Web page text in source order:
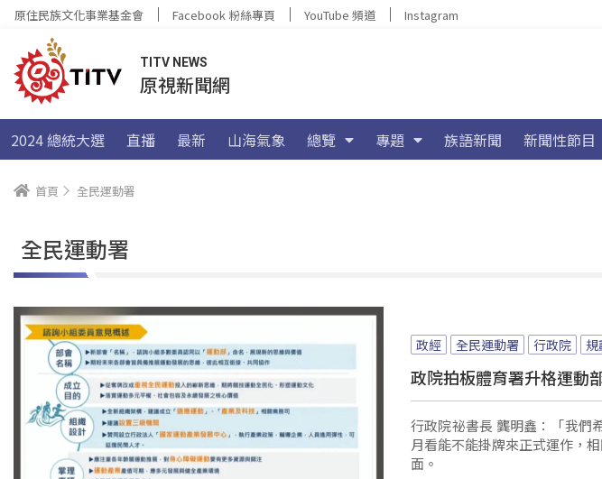
原住民族文化事業基金會 Facebook 粉絲專頁 YouTube 頻道 Instagram
TITV NEWS
原視新聞網
2024 總統大選 直播 最新 山海氣象 總覽 專題 族語新聞 新聞性節目
首頁 全民運動署
全民運動署
政經 全民運動署 行政院 規
政院拍板體育署升格運動
行政院祕書長 龔明鑫：「我們
月看能不能掛牌來正式運作，
面。